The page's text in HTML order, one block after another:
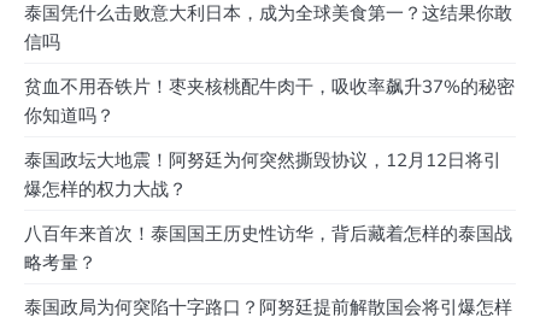
泰国凭什么击败意大利日本，成为全球美食第一？这结果你敢
信吗
贫血不用吞铁片！枣夹核桃配牛肉干，吸收率飙升37%的秘密
你知道吗？
泰国政坛大地震！阿努廷为何突然撕毁协议，12月12日将引
爆怎样的权力大战？
八百年来首次！泰国国王历史性访华，背后藏着怎样的泰国战
略考量？
泰国政局为何突陷十字路口？阿努廷提前解散国会将引爆怎样